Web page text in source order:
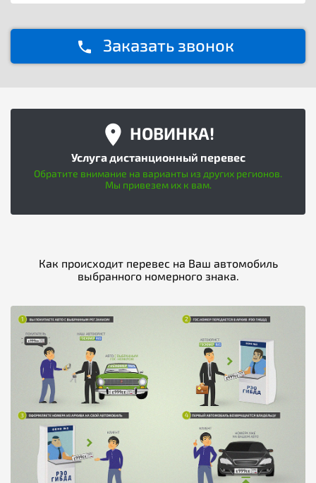
Заказать звонок
НОВИНКА!
Услуга дистанционный перевес
Обратите внимание на варианты из других регионов.
Мы привезем их к вам.
Как происходит перевес на Ваш автомобиль
выбранного номерного знака.